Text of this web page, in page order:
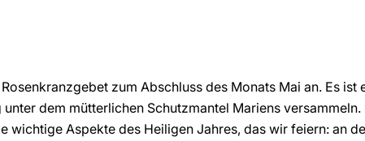
zum Abschluss des Monats Mai an. Es ist
dem mütterlichen Schutzmantel Mariens versammeln.
wichtige Aspekte des Heiligen Jahres, das wir feiern: an